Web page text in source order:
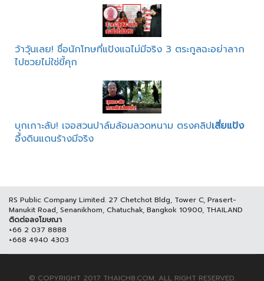
ว้าวุ้นเลย! ชื่อนักโทษที่แป้งแฉไม่มีจริง 3 ตระกูลฉะอย่าลาก
ไปซวยไม่ใช่ขี้คุก
บุกเกาะลับ! เจอสวนปาล์มล้อมลวดหนาม ตรงคลิปเสี่ยแป้ง
อึ้งดินแดนร้างมีจริง
RS Public Company Limited. 27 Chetchot Bldg, Tower C, Prasert-
Manukit Road, Senanikhom, Chatuchak, Bangkok 10900, THAILAND
ติดต่อลงโฆษณา
+66 2 037 8888
+668 4940 4303
© COPYRIGHT 2017 THAICH8.COM, ALL RIGHT RESERVED.